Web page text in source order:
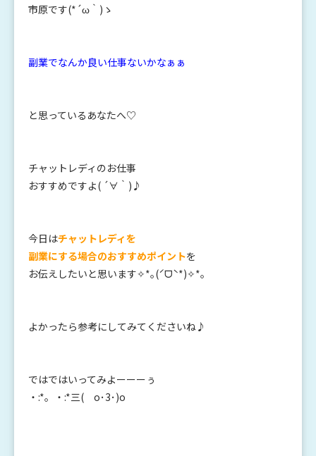
市原です(*´ω｀)ゝ
副業でなんか良い仕事ないかなぁぁ
と思っているあなたへ♡
チャットレディのお仕事
おすすめですよ( ´∀｀)♪
今日はチャットレディを
副業にする場合のおすすめポイントを
お伝えしたいと思います✧*｡(ˊᗜˋ*)✧*｡
よかったら参考にしてみてくださいね♪
ではではいってみよーーーぅ
・:*。・:*三( o･3･)o